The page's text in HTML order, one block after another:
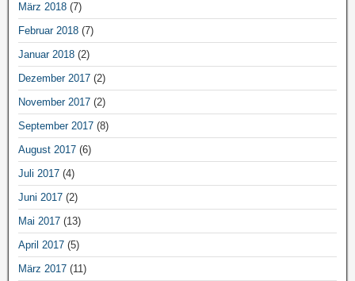
März 2018 (7)
Februar 2018 (7)
Januar 2018 (2)
Dezember 2017 (2)
November 2017 (2)
September 2017 (8)
August 2017 (6)
Juli 2017 (4)
Juni 2017 (2)
Mai 2017 (13)
April 2017 (5)
März 2017 (11)